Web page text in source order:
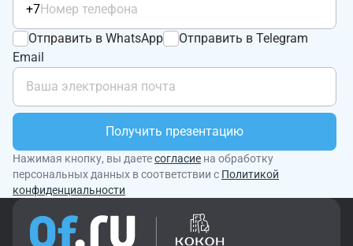
+7
Отправить в WhatsApp
Отправить в Telegram
Email
Получить презентацию
Нажимая кнопку, вы даетесогласие на обработку
персональных данных в соответствии с Политикой
конфиденциальности